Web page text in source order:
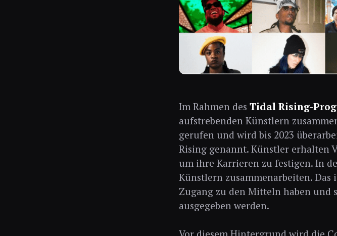
Im Rahmen des Tidal Rising-
aufstrebenden Künstlern
gerufen und wird bis 2023
Rising genannt. Künstler erhalten
um ihre Karrieren zu festigen. In
Künstlern zusammenarbeiten.
Zugang zu den Mitteln haben und
ausgegeben werden.